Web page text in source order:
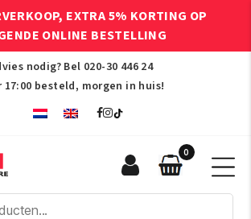
EXTRA 5% KORTING OP
ONLINE BESTELLING
nodig? Bel 020-30 446 24
17:00 besteld, morgen in huis!
0